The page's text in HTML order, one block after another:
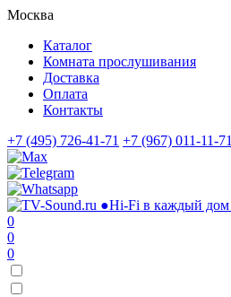
Москва
Каталог
Комната прослушивания
Доставка
Оплата
Контакты
+7 (495) 726-41-71 +7 (967) 011-11-71
●Hi-Fi в каждый дом
0
0
0